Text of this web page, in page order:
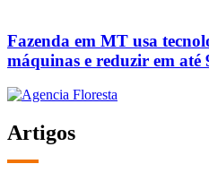
Fazenda em MT usa
máquinas e reduzir em até
Artigos